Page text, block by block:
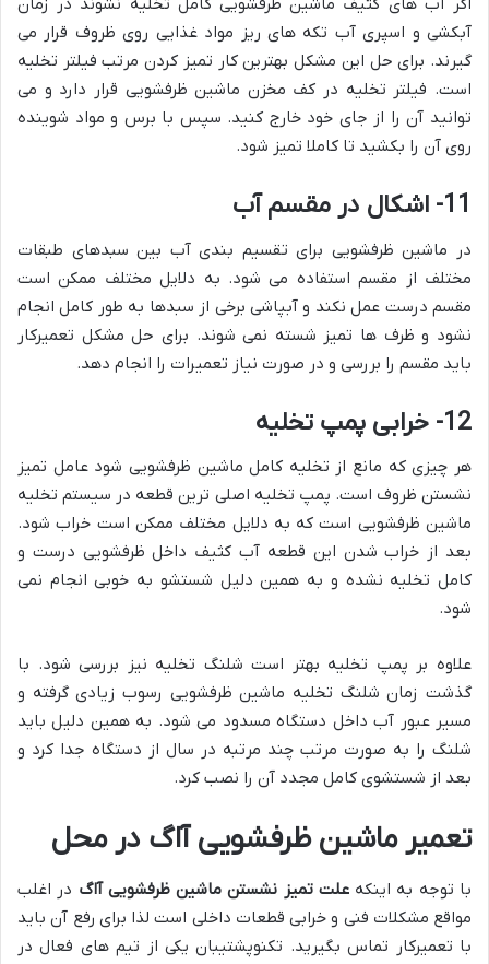
اگر آب های کثیف ماشین ظرفشویی کامل تخلیه نشوند در زمان
آبکشی و اسپری آب تکه های ریز مواد غذایی روی ظروف قرار می
گیرند. برای حل این مشکل بهترین کار تمیز کردن مرتب فیلتر تخلیه
است. فیلتر تخلیه در کف مخزن ماشین ظرفشویی قرار دارد و می
توانید آن را از جای خود خارج کنید. سپس با برس و مواد شوینده
روی آن را بکشید تا کاملا تمیز شود.
11- اشکال در مقسم آب
در ماشین ظرفشویی برای تقسیم بندی آب بین سبدهای طبقات
مختلف از مقسم استفاده می شود. به دلایل مختلف ممکن است
مقسم درست عمل نکند و آبپاشی برخی از سبدها به طور کامل انجام
نشود و ظرف ها تمیز شسته نمی شوند. برای حل مشکل تعمیرکار
باید مقسم را بررسی و در صورت نیاز تعمیرات را انجام دهد.
12- خرابی پمپ تخلیه
هر چیزی که مانع از تخلیه کامل ماشین ظرفشویی شود عامل تمیز
نشستن ظروف است. پمپ تخلیه اصلی ترین قطعه در سیستم تخلیه
ماشین ظرفشویی است که به دلایل مختلف ممکن است خراب شود.
بعد از خراب شدن این قطعه آب کثیف داخل ظرفشویی درست و
کامل تخلیه نشده و به همین دلیل شستشو به خوبی انجام نمی
شود.
علاوه بر پمپ تخلیه بهتر است شلنگ تخلیه نیز بررسی شود. با
گذشت زمان شلنگ تخلیه ماشین ظرفشویی رسوب زیادی گرفته و
مسیر عبور آب داخل دستگاه مسدود می شود. به همین دلیل باید
شلنگ را به صورت مرتب چند مرتبه در سال از دستگاه جدا کرد و
بعد از شستشوی کامل مجدد آن را نصب کرد.
تعمیر ماشین ظرفشویی آاگ در محل
با توجه به اینکهعلت تمیز نشستن ماشین ظرفشویی آاگ در اغلب
مواقع مشکلات فنی و خرابی قطعات داخلی است لذا برای رفع آن باید
با تعمیرکار تماس بگیرید. تکنوپشتیبان یکی از تیم های فعال در